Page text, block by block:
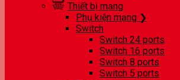
Thiết bị mạng
Phụ kiện mạng ❯
Switch
Switch 24 ports
Switch 16 ports
Switch 8 ports
Switch 5 ports